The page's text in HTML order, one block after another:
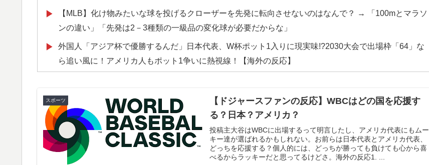
▶
【MLB】化け物みたいな球を投げるクローザーを先発に転向させないのはなんで？ → 「100mとマラソ
ンの違い」「先発は2－3種類の一級品の変化球が必要だからな」
▶
外国人「アジア杯で優勝するんだ」日本代表、W杯ポット1入りに現実味!?2030大会で出場枠「64」な
ら追い風に！アメリカ人もポット1争いに熱視線！【海外の反応】
▶ 海外「海外発祥なのに、今では日本で定着してるものって何？その逆も教えて！」（海外の反応）
▶ 【衝撃】韓国人「エボシ御前の声の人、若い頃がこれかよ」
▶ 海外「日本人はなんて気高いんだ！」 英高級紙も驚愕した極限の中の日本人の姿に世界が衝撃
ぺこぱ松蔭寺「みんな右とか左とか拘りすぎ。思想関係なく応援しようよ」
スポーツ
【ドジャースファンの反応】WBCはどの国を応援す
る？日本？アメリカ？
投稿主大谷はWBCに出場するって明言したし、アメリカ代表にもムー
キー達が選ばれるかもしれない。お前らは日本代表とアメリカ代表、
どっちを応援する？個人的には、どっちが勝っても負けても心から喜
べるからラッキーだと思ってるけどさ。海外の反応1. ...